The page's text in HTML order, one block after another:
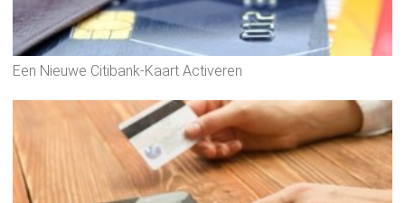
Een Nieuwe Citibank-Kaart Activeren